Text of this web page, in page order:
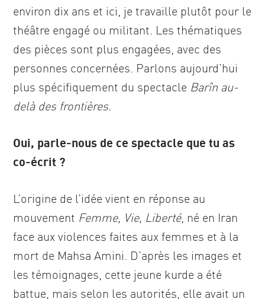
environ dix ans et ici, je travaille plutôt pour le
théâtre engagé ou militant. Les thématiques
des pièces sont plus engagées, avec des
personnes concernées. Parlons aujourd’hui
plus spécifiquement du spectacle Barîn au-
delà des frontières.
Oui, parle-nous de ce spectacle que tu as
co-écrit ?
L’origine de l’idée vient en réponse au
mouvement Femme, Vie, Liberté, né en Iran
face aux violences faites aux femmes et à la
mort de Mahsa Amini. D’après les images et
les témoignages, cette jeune kurde a été
battue, mais selon les autorités, elle avait un